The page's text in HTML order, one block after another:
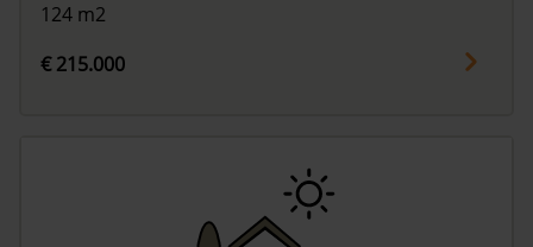
124 m2
€ 215.000